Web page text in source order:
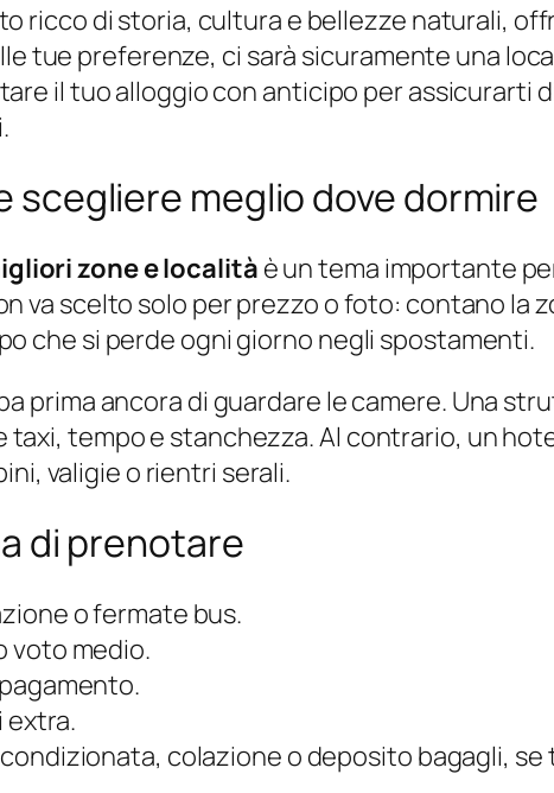
ricco di storia, cultura e bellezze naturali,
tue preferenze, ci sarà sicuramente una
il tuo alloggio con anticipo per assicurarti
meglio dove dormire
zone e località è un tema importante
va scelto solo per prezzo o foto: contano la
che si perde ogni giorno negli spostamenti.
prima ancora di guardare le camere. Una
tempo e stanchezza. Al contrario, un
valigie o rientri serali.
di prenotare
o fermate bus.
voto medio.
extra.
colazione o deposito bagagli, se